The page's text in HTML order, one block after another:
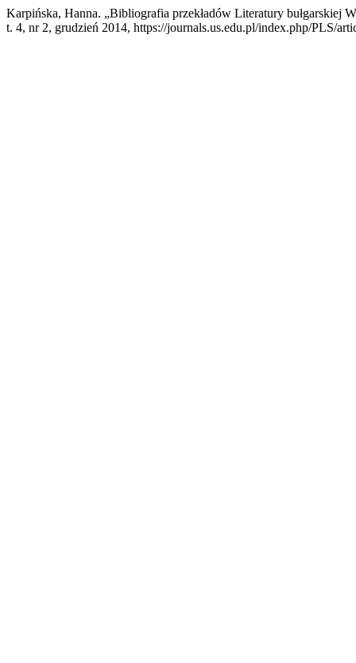
Karpińska, Hanna. „Bibliografia przekładów Literatury bułgarskiej
t. 4, nr 2, grudzień 2014, https://journals.us.edu.pl/index.php/PLS/